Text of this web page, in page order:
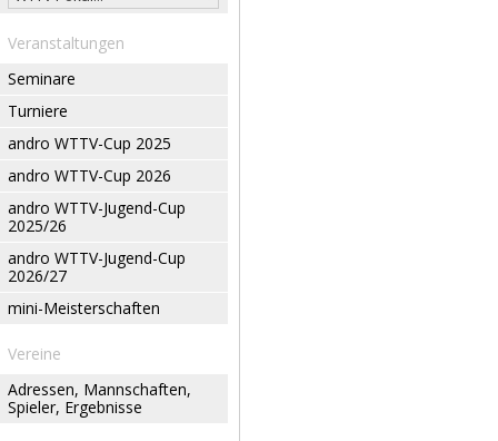
Veranstaltungen
Seminare
Turniere
andro WTTV-Cup 2025
andro WTTV-Cup 2026
andro WTTV-Jugend-Cup
2025/26
andro WTTV-Jugend-Cup
2026/27
mini-Meisterschaften
Vereine
Adressen, Mannschaften,
Spieler, Ergebnisse